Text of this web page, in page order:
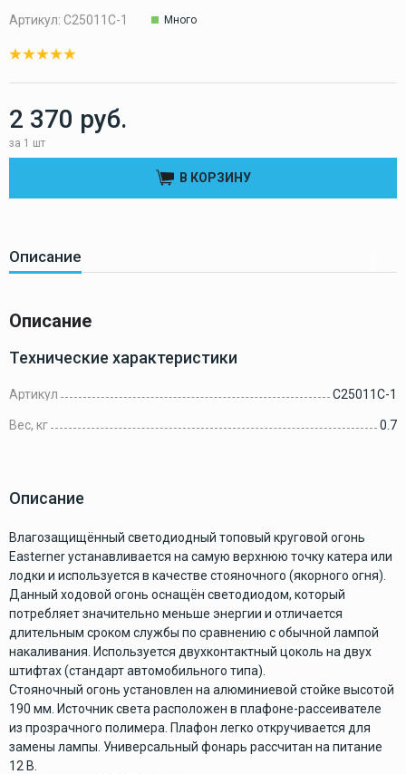
Артикул: C25011C-1 Много
2 370 руб.
за 1 шт
В КОРЗИНУ
Описание
Описание
Технические характеристики
Артикул C25011C-1
Вес, кг 0.7
Описание
Влагозащищённый светодиодный топовый круговой огонь
Easterner устанавливается на самую верхнюю точку катера или
лодки и используется в качестве стояночного (якорного огня).
Данный ходовой огонь оснащён светодиодом, который
потребляет значительно меньше энергии и отличается
длительным сроком службы по сравнению с обычной лампой
накаливания. Используется двухконтактный цоколь на двух
штифтах (стандарт автомобильного типа).
Стояночный огонь установлен на алюминиевой стойке высотой
190 мм. Источник света расположен в плафоне-рассеивателе
из прозрачного полимера. Плафон легко откручивается для
замены лампы. Универсальный фонарь рассчитан на питание
12 В.